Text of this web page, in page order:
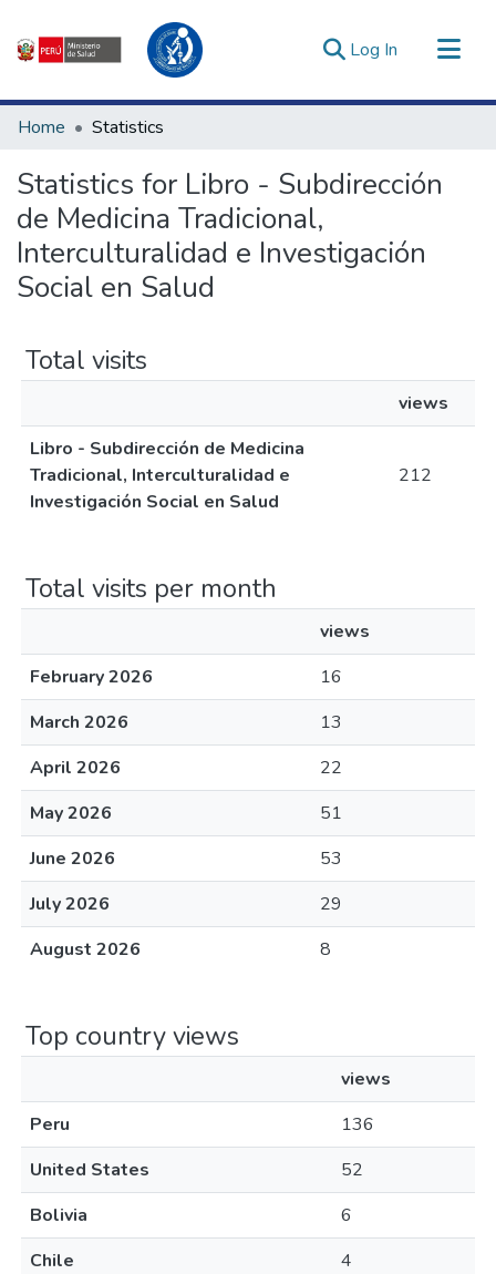
Log In (current)
Communities & Collections
Estadísticas Externas
Enlaces de interés ▾
Home Statistics
Statistics for Libro - Subdirección
de Medicina Tradicional,
Interculturalidad e Investigación
Social en Salud
Total visits
views
Libro - Subdirección de Medicina
Tradicional, Interculturalidad e
Investigación Social en Salud
212
Total visits per month
views
February 2026
16
March 2026
13
April 2026
22
May 2026
51
June 2026
53
July 2026
29
August 2026
8
Top country views
views
Peru
136
United States
52
Bolivia
6
Chile
4